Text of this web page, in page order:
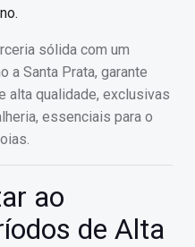
sólida com um
a Santa Prata, garante
alta qualidade, exclusivas
essenciais para o
ao
de Alta